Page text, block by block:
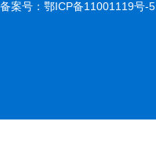
备案号： 鄂ICP备11001119号-5